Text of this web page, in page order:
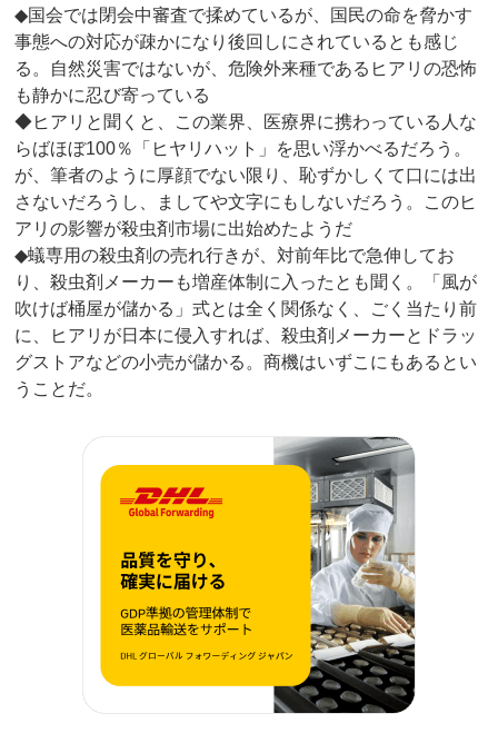
◆国会では閉会中審査で揉めているが、国民の命を脅かす
事態への対応が疎かになり後回しにされているとも感じ
る。自然災害ではないが、危険外来種であるヒアリの恐怖
も静かに忍び寄っている
◆ヒアリと聞くと、この業界、医療界に携わっている人な
らばほぼ100％「ヒヤリハット」を思い浮かべるだろう。
が、筆者のように厚顔でない限り、恥ずかしくて口には出
さないだろうし、ましてや文字にもしないだろう。このヒ
アリの影響が殺虫剤市場に出始めたようだ
◆蟻専用の殺虫剤の売れ行きが、対前年比で急伸してお
り、殺虫剤メーカーも増産体制に入ったとも聞く。「風が
吹けば桶屋が儲かる」式とは全く関係なく、ごく当たり前
に、ヒアリが日本に侵入すれば、殺虫剤メーカーとドラッ
グストアなどの小売が儲かる。商機はいずこにもあるとい
うことだ。